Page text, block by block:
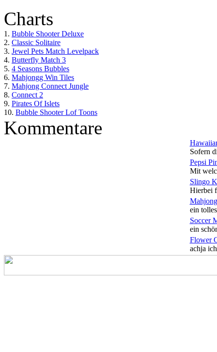
Charts
1. Bubble Shooter Deluxe
2. Classic Solitaire
3. Jewel Pets Match Levelpack
4. Butterfly Match 3
5. 4 Seasons Bubbles
6. Mahjongg Win Tiles
7. Mahjong Connect Jungle
8. Connect 2
9. Pirates Of Islets
10. Bubble Shooter Lof Toons
Kommentare
Sofern
Pepsi
Mit
Slingo
Hierbei
ein
Soccer
ein
Flower
achja